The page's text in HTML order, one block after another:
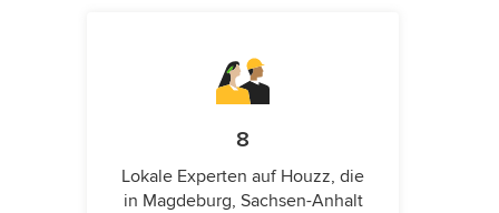
8
Lokale Experten auf Houzz, die
in Magdeburg, Sachsen-Anhalt